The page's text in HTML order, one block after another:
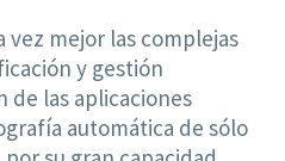
vez mejor las complejas
y gestión
de las aplicaciones
automática de sólo